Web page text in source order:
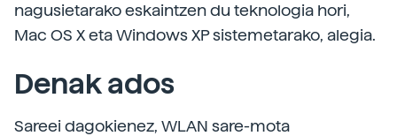
nagusietarako eskaintzen du teknologia hori,
Mac OS X eta Windows XP sistemetarako, alegia.
Denak ados
Sareei dagokienez, WLAN sare-mota